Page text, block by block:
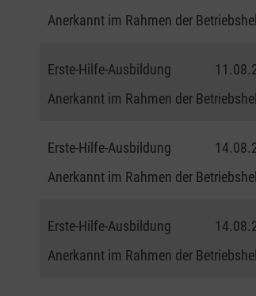
Anerkannt im Rahmen der
Erste-Hilfe-Ausbildung
Anerkannt im Rahmen der
Erste-Hilfe-Ausbildung
Anerkannt im Rahmen der
Erste-Hilfe-Ausbildung
Anerkannt im Rahmen der